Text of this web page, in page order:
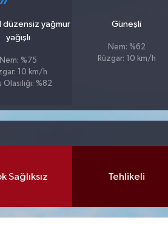
düzensiz yağmur
yağışlı
Nem: %75
10 km/h
Olasılığı: %82
Güneşli
Nem: %62
Rüzgar: 10 km/h
Sağlıksız Tehlikeli